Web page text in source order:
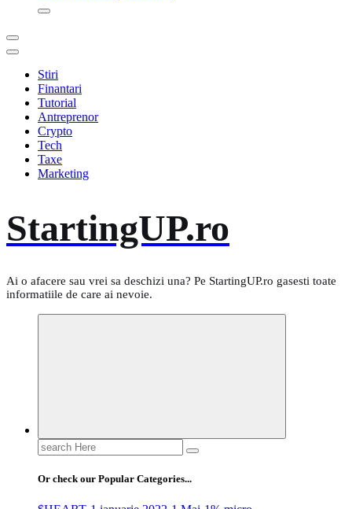
Stiri
Finantari
Tutorial
Antreprenor
Crypto
Tech
Taxe
Marketing
StartingUP.ro
Ai o afacere sau vrei sa deschizi una? Pe StartingUP.ro gasesti toate
informatiile de care ai nevoie.
Search
for:
Or check our Popular Categories...